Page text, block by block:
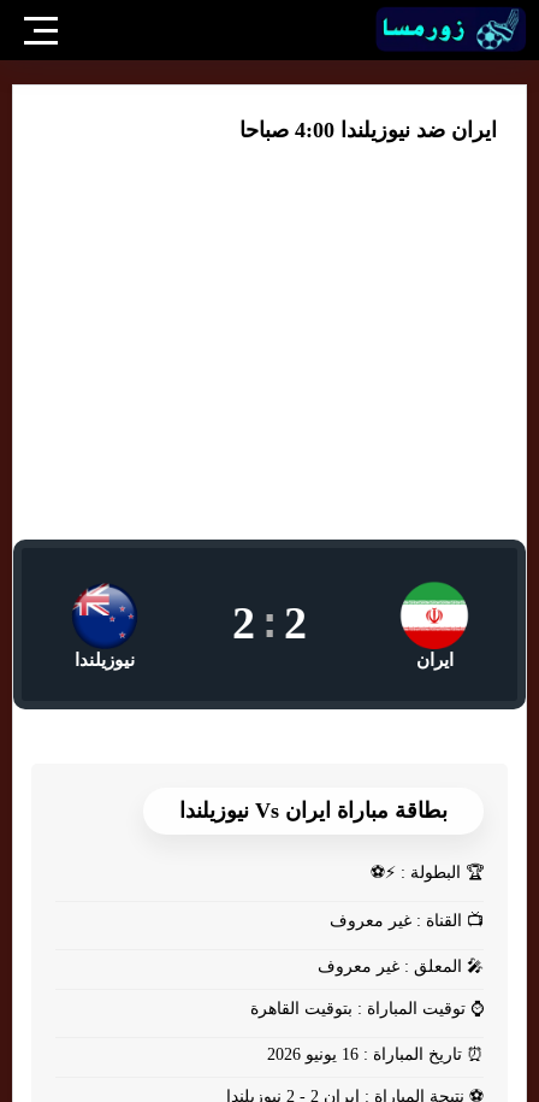
ايران ضد نيوزيلندا 4:00 صباحا
ايران
2
:
2
نيوزيلندا
بطاقة مباراة ايران Vs نيوزيلندا
🏆 البطولة : ⚡⚽
📺 القناة : غير معروف
🎤 المعلق : غير معروف
⌚ توقيت المباراة : بتوقيت القاهرة
⏰ تاريخ المباراة : 16 يونيو 2026
⚽ نتيجة المباراة : ايران 2 - 2 نيوزيلندا